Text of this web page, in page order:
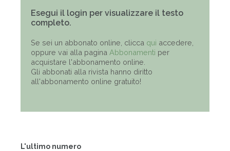
L'ultimo numero
Esegui il login per visualizzare il testo
completo.
Se sei un abbonato online, clicca qui accedere,
oppure vai alla pagina Abbonamenti per
acquistare l'abbonamento online.
Gli abbonati alla rivista hanno diritto
all'abbonamento online gratuito!